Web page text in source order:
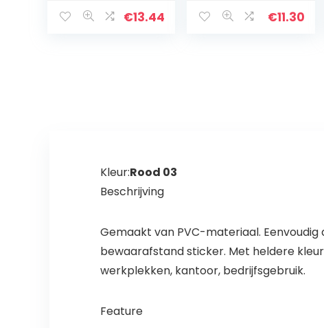
kussenhoezen,Bu
€13.44
Boards
€11.30
Kleur:Rood 03
Beschrijving
Gemaakt van PVC-materiaal.
bewaarafstand sticker. Met heldere
werkplekken, kantoor, bedrijfsgebruik.
Feature